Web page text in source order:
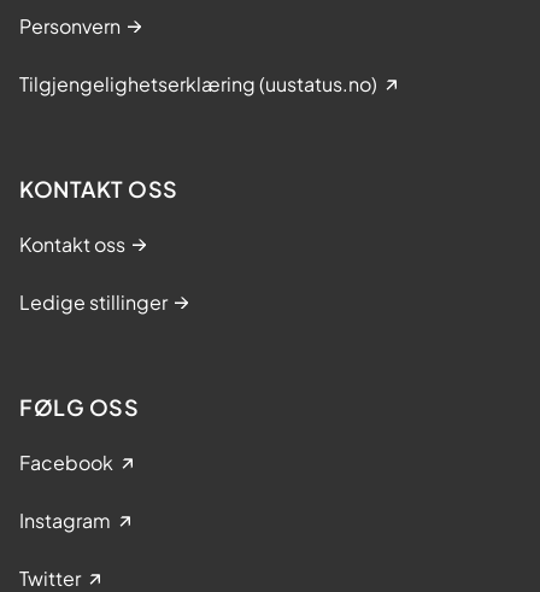
Personvern
Tilgjengelighetserklæring (uustatus.no)
KONTAKT OSS
Kontakt oss
Ledige stillinger
FØLG OSS
Facebook
Instagram
Twitter